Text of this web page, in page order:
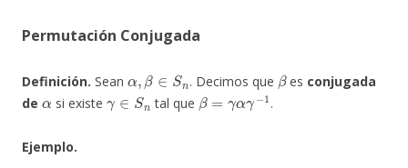
Permutación Conjugada
Definición. Sean
β∈ n
. Decimos que
β
es conjugada
de
α
si existe
γ∈ Sn
tal que
β=γαγ− 1
.
Ejemplo.